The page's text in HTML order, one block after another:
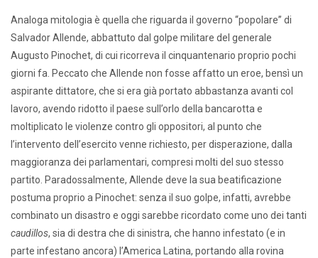
Analoga mitologia è quella che riguarda il governo “popolare” di
Salvador Allende, abbattuto dal golpe militare del generale
Augusto Pinochet, di cui ricorreva il cinquantenario proprio pochi
giorni fa. Peccato che Allende non fosse affatto un eroe, bensì un
aspirante dittatore, che si era già portato abbastanza avanti col
lavoro, avendo ridotto il paese sull’orlo della bancarotta e
moltiplicato le violenze contro gli oppositori, al punto che
l’intervento dell’esercito venne richiesto, per disperazione, dalla
maggioranza dei parlamentari, compresi molti del suo stesso
partito. Paradossalmente, Allende deve la sua beatificazione
postuma proprio a Pinochet: senza il suo golpe, infatti, avrebbe
combinato un disastro e oggi sarebbe ricordato come uno dei tanti
caudillos, sia di destra che di sinistra, che hanno infestato (e in
parte infestano ancora) l’America Latina, portando alla rovina